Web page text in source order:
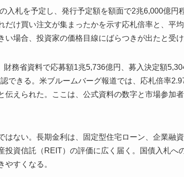
入札を予定し、発行予定額を額面で2兆6,000億円
だけ買い注文が集まったかを示す応札倍率と、平
場合、投資家の価格目線にばらつきが出たと受
務省資料で応募額1兆5,736億円、募入決定額
できる。米ブルームバーグ報道では、応札倍率
伝えられた。ここは、公式資料の数字と市場参加
はない。長期金利は、固定型住宅ローン、企業融
投資信託（REIT）の評価に広く届く。国債入札へ
やすくなる。